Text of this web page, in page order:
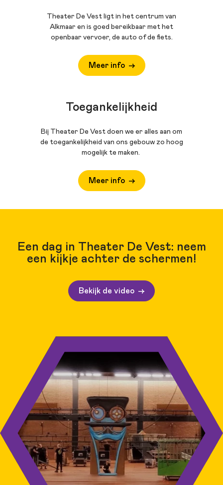
Theater De Vest ligt in het centrum van
Alkmaar en is goed bereikbaar met het
openbaar vervoer, de auto of de fiets.
Meer info
Toegankelijkheid
Bij Theater De Vest doen we er alles aan om
de toegankelijkheid van ons gebouw zo hoog
mogelijk te maken.
Meer info
Een dag in Theater De Vest: neem
een kijkje achter de schermen!
Bekijk de video